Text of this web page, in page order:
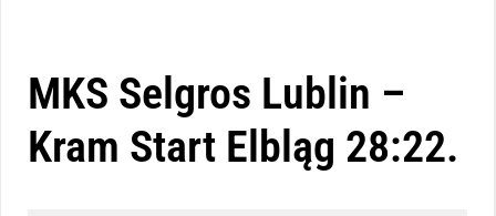
MKS Selgros Lublin –
Kram Start Elbląg 28:22.